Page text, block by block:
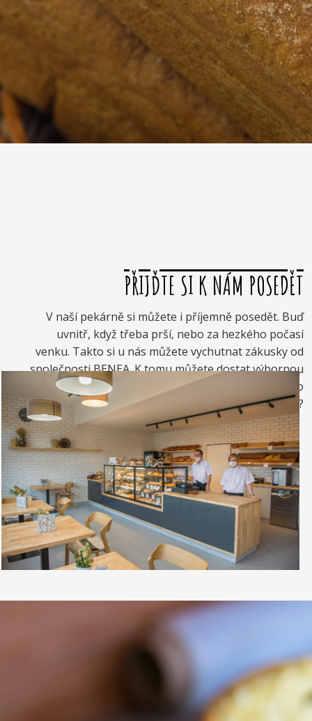
PŘIJĎTE SI K NÁM POSEDĚT
V naší pekárně si můžete i příjemně posedět. Buď
uvnitř, když třeba prší, nebo za hezkého počasí
venku. Takto si u nás můžete vychutnat zákusky od
společnosti BENEA. K tomu můžete dostat výbornou
kávou. Nebo si raději dáte zrmzlinový pohár nebo
vynikající točenou zmrzlinu?